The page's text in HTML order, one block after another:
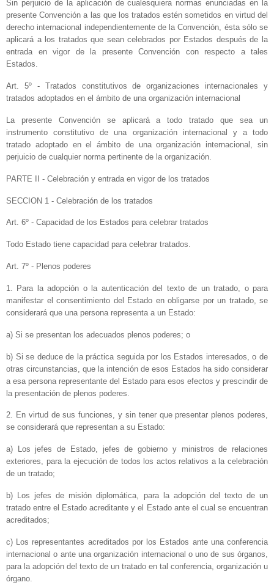
Sin perjuicio de la aplicación de cualesquiera normas enunciadas en la
presente Convención a las que los tratados estén sometidos en virtud del
derecho internacional independientemente de la Convención, ésta sólo se
aplicará a los tratados que sean celebrados por Estados después de la
entrada en vigor de la presente Convención con respecto a tales
Estados.
Art. 5º - Tratados constitutivos de organizaciones internacionales y
tratados adoptados en el ámbito de una organización internacional
La presente Convención se aplicará a todo tratado que sea un
instrumento constitutivo de una organización internacional y a todo
tratado adoptado en el ámbito de una organización internacional, sin
perjuicio de cualquier norma pertinente de la organización.
PARTE II - Celebración y entrada en vigor de los tratados
SECCION 1 - Celebración de los tratados
Art. 6º - Capacidad de los Estados para celebrar tratados
Todo Estado tiene capacidad para celebrar tratados.
Art. 7º - Plenos poderes
1. Para la adopción o la autenticación del texto de un tratado, o para
manifestar el consentimiento del Estado en obligarse por un tratado, se
considerará que una persona representa a un Estado:
a) Si se presentan los adecuados plenos poderes; o
b) Si se deduce de la práctica seguida por los Estados interesados, o de
otras circunstancias, que la intención de esos Estados ha sido considerar
a esa persona representante del Estado para esos efectos y prescindir de
la presentación de plenos poderes.
2. En virtud de sus funciones, y sin tener que presentar plenos poderes,
se considerará que representan a su Estado:
a) Los jefes de Estado, jefes de gobierno y ministros de relaciones
exteriores, para la ejecución de todos los actos relativos a la celebración
de un tratado;
b) Los jefes de misión diplomática, para la adopción del texto de un
tratado entre el Estado acreditante y el Estado ante el cual se encuentran
acreditados;
c) Los representantes acreditados por los Estados ante una conferencia
internacional o ante una organización internacional o uno de sus órganos,
para la adopción del texto de un tratado en tal conferencia, organización u
órgano.